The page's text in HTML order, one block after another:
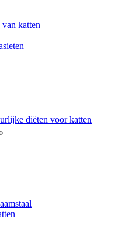
van katten
diëten voor katten